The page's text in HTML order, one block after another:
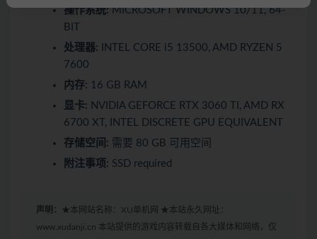
操作系统:MICROSOFT WINDOWS 10/11, 64-
BIT
处理器: INTEL CORE i5 13500, AMD RYZEN 5
7600
内存: 16 GB RAM
显卡: NVIDIA GEFORCE RTX 3060 TI, AMD RX
6700 XT, INTEL DISCRETE GPU EQUIVALENT
存储空间: 需要 80 GB 可用空间
附注事项: SSD required
声明： ★本网站名称：XU单机网 ★本站永久网址：
www.xudanji.cn 本站提供的游戏内容转载自各大媒体和网络，仅